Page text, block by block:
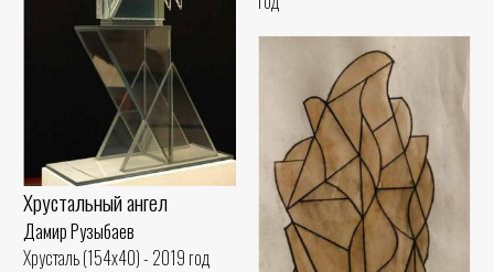
Хрустальный ангел
Дамир Рузыбаев
Хрусталь (154x40) - 2019 год